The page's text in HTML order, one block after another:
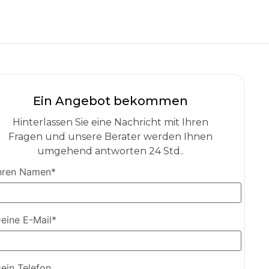
Ein Angebot bekommen
Hinterlassen Sie eine Nachricht mit Ihren
Fragen und unsere Berater werden Ihnen
umgehend antworten 24 Std..
Namen*
E-Mail*